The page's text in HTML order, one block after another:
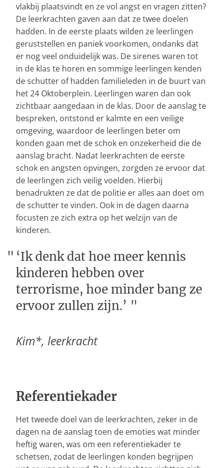
vlakbij plaatsvindt en ze vol angst en vragen zitten?
De leerkrachten gaven aan dat ze twee doelen
hadden. In de eerste plaats wilden ze leerlingen
geruststellen en paniek voorkomen, ondanks dat
er nog veel onduidelijk was. De sirenes waren tot
in de klas te horen en sommige leerlingen kenden
de schutter of hadden familieleden in de buurt van
het 24 Oktoberplein. Leerlingen waren dan ook
zichtbaar aangedaan in de klas. Door de aanslag te
bespreken, ontstond er kalmte en een veilige
omgeving, waardoor de leerlingen beter om
konden gaan met de schok en onzekerheid die de
aanslag bracht. Nadat leerkrachten de eerste
schok en angsten opvingen, zorgden ze ervoor dat
de leerlingen zich veilig voelden. Hierbij
benadrukten ze dat de politie er alles aan doet om
de schutter te vinden. Ook in de dagen daarna
focusten ze zich extra op het welzijn van de
kinderen.
‘Ik denk dat hoe meer kennis
kinderen hebben over
terrorisme, hoe minder bang ze
ervoor zullen zijn.’
Kim*, leerkracht
Referentiekader
Het tweede doel van de leerkrachten, zeker in de
dagen na de aanslag toen de emoties wat minder
heftig waren, was om een referentiekader te
schetsen, zodat de leerlingen konden begrijpen